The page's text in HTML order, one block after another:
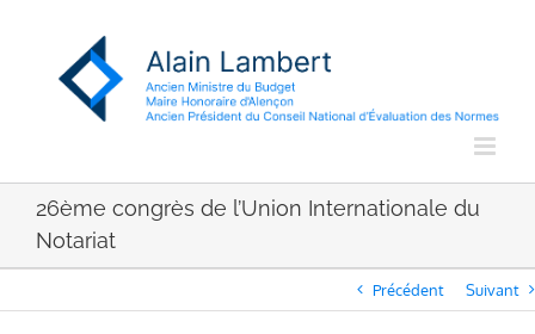
26ème congrès de l’Union Internationale du
Notariat
Précédent Suivant